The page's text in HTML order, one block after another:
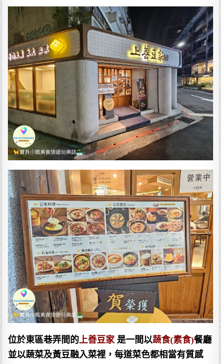
位於東區巷弄間的上善豆家是一間以蔬食(素食)餐廳
並以蔬菜及黃豆融入菜裡，每道菜色都相當有質感